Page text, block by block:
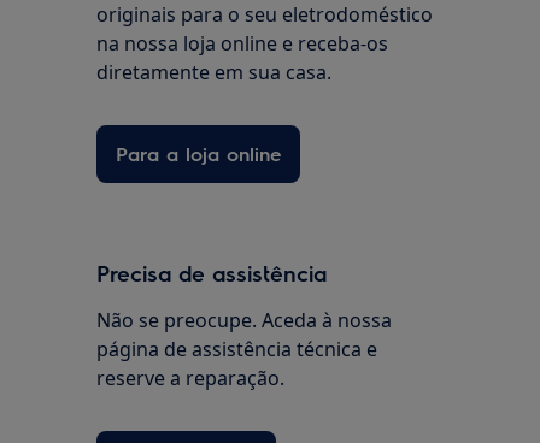
originais para o seu eletrodoméstico
na nossa loja online e receba-os
diretamente em sua casa.
Para a loja online
Precisa de assistência
Não se preocupe. Aceda à nossa
página de assistência técnica e
reserve a reparação.